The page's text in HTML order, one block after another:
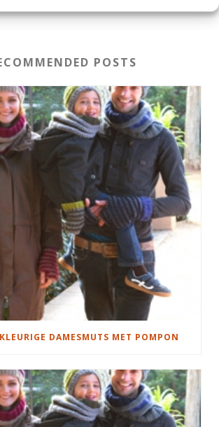
POSTS
DAMESMUTS MET POMPON